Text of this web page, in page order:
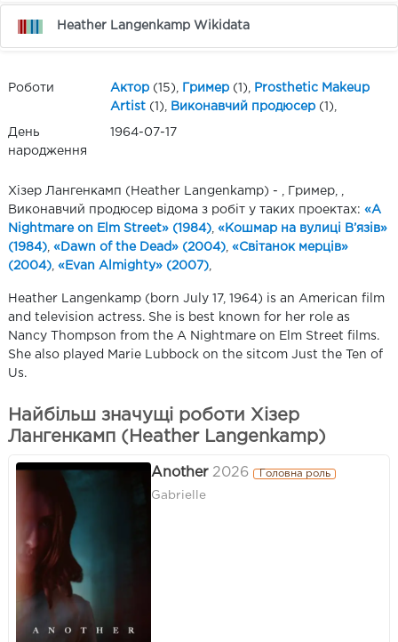
Heather Langenkamp Wikidata
Роботи Актор (15), Гример (1),
Prosthetic Makeup
Artist (1), Виконавчий продюсер (1),
День
народження
1964-07-17
Хізер Лангенкамп (Heather Langenkamp) - , Гример, ,
Виконавчий продюсер відома з робіт у таких проектах: «A
Nightmare on Elm Street» (1984) «Кошмар на вулиці В’язів»
(1984) «Dawn of the Dead» (2004) «Світанок мерців»
(2004) «Evan Almighty» (2007)
Heather Langenkamp (born July 17, 1964) is an American film
and television actress. She is best known for her role as
Nancy Thompson from the A Nightmare on Elm Street films.
She also played Marie Lubbock on the sitcom Just the Ten of
Us.
Найбільш значущі роботи Хізер
Лангенкамп (Heather Langenkamp)
Another 2026 Головна роль
Gabrielle